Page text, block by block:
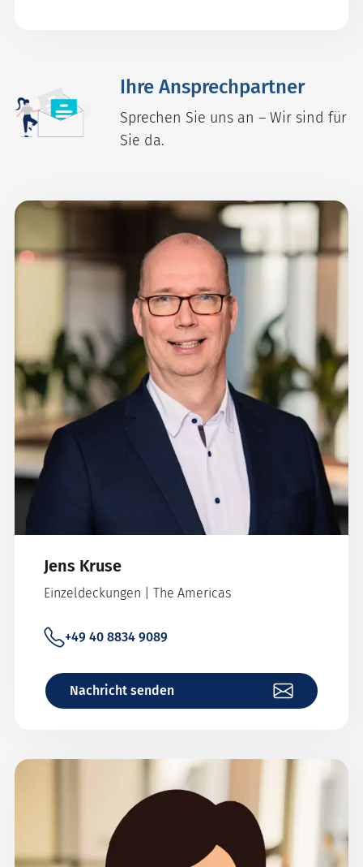
Ihre Ansprechpartner
Sprechen Sie uns an – Wir sind für
Sie da.
Jens Kruse
Einzeldeckungen | The Americas
+49 40 8834 9089
Nachricht senden